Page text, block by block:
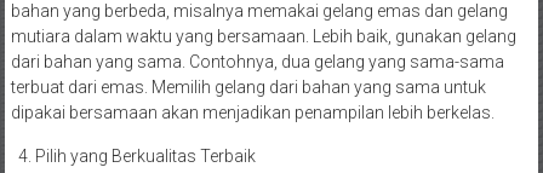
bahan yang berbeda, misalnya memakai gelang emas dan gelang
mutiara dalam waktu yang bersamaan. Lebih baik, gunakan gelang
dari bahan yang sama. Contohnya, dua gelang yang sama-sama
terbuat dari emas. Memilih gelang dari bahan yang sama untuk
dipakai bersamaan akan menjadikan penampilan lebih berkelas.
Pilih yang Berkualitas Terbaik